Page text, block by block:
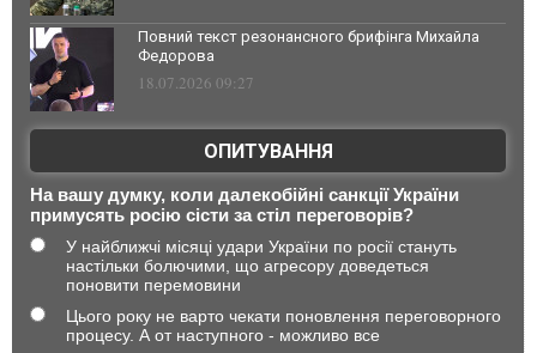
Повний текст резонансного брифінга Михайла
Федорова
18.07.2026 09:27
ОПИТУВАННЯ
На вашу думку, коли далекобійні санкції України
примусять росію сісти за стіл переговорів?
У найближчі місяці удари України по росії стануть
настільки болючими, що агресору доведеться
поновити перемовини
Цього року не варто чекати поновлення переговорного
процесу. А от наступного - можливо все